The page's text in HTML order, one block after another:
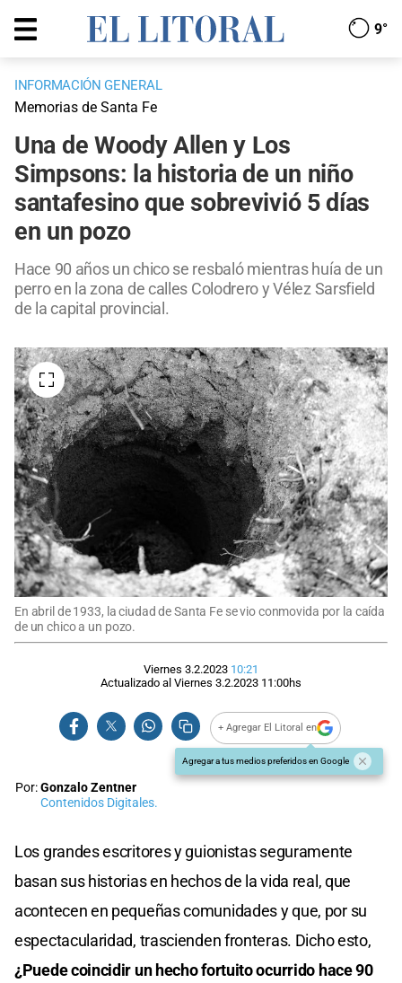
9°
INFORMACIÓN GENERAL
Memorias de Santa Fe
Una de Woody Allen y Los
Simpsons: la historia de un niño
santafesino que sobrevivió 5 días
en un pozo
Hace 90 años un chico se resbaló mientras huía de un
perro en la zona de calles Colodrero y Vélez Sarsfield
de la capital provincial.
En abril de 1933, la ciudad de Santa Fe se vio conmovida por la caída
de un chico a un pozo.
Viernes 3.2.2023 10:21
Actualizado al Viernes 3.2.2023 11:00hs
+ Agregar El Litoral en
Agregar a tus medios preferidos en Google
Por:Gonzalo Zentner
Contenidos Digitales.
Los grandes escritores y guionistas seguramente
basan sus historias en hechos de la vida real, que
acontecen en pequeñas comunidades y que, por su
espectacularidad, trascienden fronteras. Dicho esto,
¿Puede coincidir un hecho fortuito ocurrido hace 90